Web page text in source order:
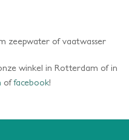
zeepwater of vaatwasser
winkel in Rotterdam of in
offacebook!